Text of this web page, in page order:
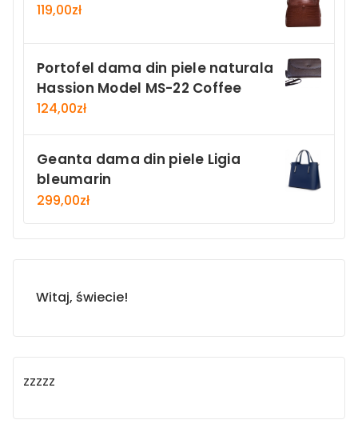
119,00zł
Portofel dama din piele naturala
Hassion Model MS-22 Coffee
124,00zł
Geanta dama din piele Ligia
bleumarin
299,00zł
Witaj, świecie!
zzzzz